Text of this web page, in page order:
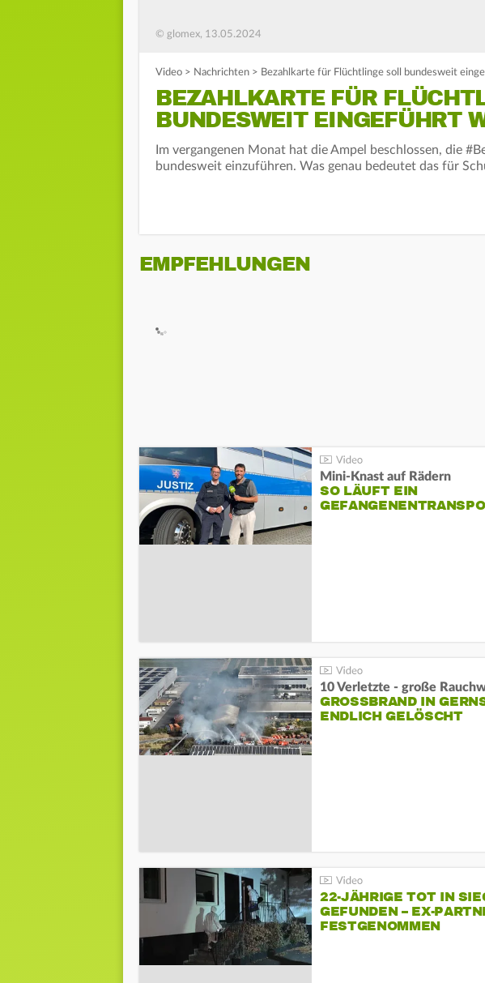
© glomex, 13.05.2024
Video > Nachrichten > Bezahlkarte für Flüchtlinge soll bundesweit
BEZAHLKARTE FÜR
BUNDESWEIT EINGEFÜHRT
Im vergangenen Monat hat die Ampel beschlossen, die
bundesweit einzuführen. Was genau bedeutet das für
EMPFEHLUNGEN
Mini-Knast auf Rädern
SO LÄUFT EIN
10 Verletzte - große
GROSSBRAND IN
NDLICH GELÖSCHT
22-JÄHRIGE TOT IN
GEFUNDEN – EX-
FESTGENOMMEN